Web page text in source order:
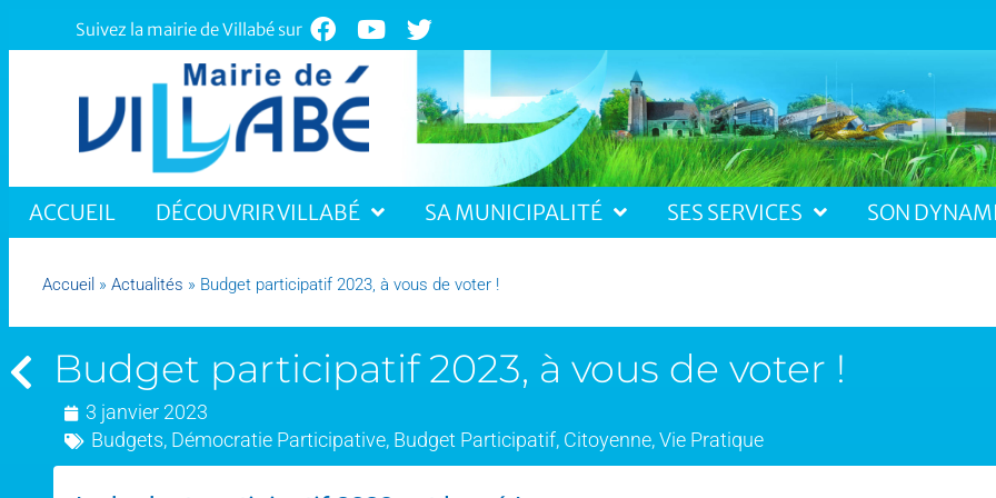
Suivez la mairie de Villabé sur
ACCUEIL DÉCOUVRIR VILLABÉ SA MUNICIPALITÉ SES SERVICES SON
Accueil » Actualités » Budget participatif 2023, à vous de voter !
Budget participatif 2023, à vous de voter !
3 janvier 2023
Budgets, Démocratie Participative, Budget Participatif, Citoyenne, Vie Pratique